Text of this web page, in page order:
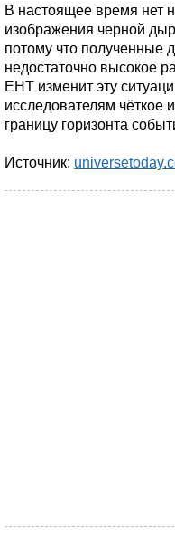
В настоящее время нет
изображения черной
потому что полученные
недостаточно высокое
EHT изменит эту
исследователям
границу горизонта
Источник: